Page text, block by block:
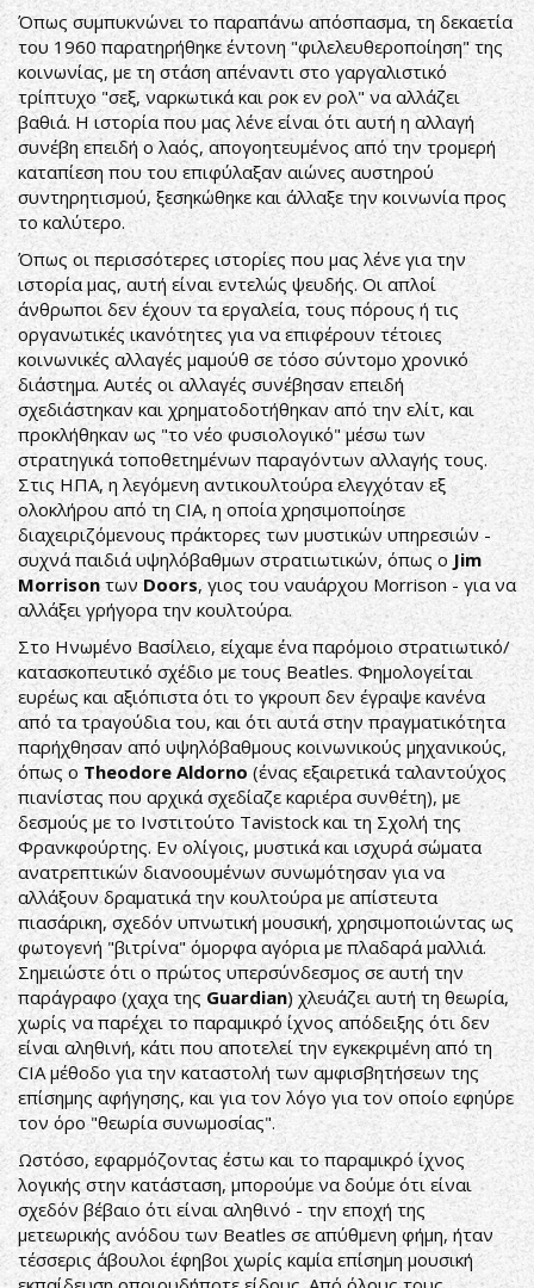
Όπως συμπυκνώνει το παραπάνω απόσπασμα, τη δεκαετία
του 1960 παρατηρήθηκε έντονη "φιλελευθεροποίηση" της
κοινωνίας, με τη στάση απέναντι στο γαργαλιστικό
τρίπτυχο "σεξ, ναρκωτικά και ροκ εν ρολ" να αλλάζει
βαθιά. Η ιστορία που μας λένε είναι ότι αυτή η αλλαγή
συνέβη επειδή ο λαός, απογοητευμένος από την τρομερή
καταπίεση που του επιφύλαξαν αιώνες αυστηρού
συντηρητισμού, ξεσηκώθηκε και άλλαξε την κοινωνία προς
το καλύτερο.
Όπως οι περισσότερες ιστορίες που μας λένε για την
ιστορία μας, αυτή είναι εντελώς ψευδής. Οι απλοί
άνθρωποι δεν έχουν τα εργαλεία, τους πόρους ή τις
οργανωτικές ικανότητες για να επιφέρουν τέτοιες
κοινωνικές αλλαγές μαμούθ σε τόσο σύντομο χρονικό
διάστημα. Αυτές οι αλλαγές συνέβησαν επειδή
σχεδιάστηκαν και χρηματοδοτήθηκαν από την ελίτ, και
προκλήθηκαν ως "το νέο φυσιολογικό" μέσω των
στρατηγικά τοποθετημένων παραγόντων αλλαγής τους.
Στις ΗΠΑ, η λεγόμενη αντικουλτούρα ελεγχόταν εξ
ολοκλήρου από τη CIA, η οποία χρησιμοποίησε
διαχειριζόμενους πράκτορες των μυστικών υπηρεσιών -
συχνά παιδιά υψηλόβαθμων στρατιωτικών, όπως ο Jim
MorrisonτωνDoors, γιος του ναυάρχου Morrison - για να
αλλάξει γρήγορα την κουλτούρα.
Στο Ηνωμένο Βασίλειο, είχαμε ένα παρόμοιο στρατιωτικό/
κατασκοπευτικό σχέδιο με τους Beatles. Φημολογείται
ευρέως και αξιόπιστα ότι το γκρουπ δεν έγραψε κανένα
από τα τραγούδια του, και ότι αυτά στην πραγματικότητα
παρήχθησαν από υψηλόβαθμους κοινωνικούς μηχανικούς,
όπως ο Theodore Aldorno (ένας εξαιρετικά ταλαντούχος
πιανίστας που αρχικά σχεδίαζε καριέρα συνθέτη), με
δεσμούς με το Ινστιτούτο Tavistock και τη Σχολή της
Φρανκφούρτης. Εν ολίγοις, μυστικά και ισχυρά σώματα
ανατρεπτικών διανοουμένων συνωμότησαν για να
αλλάξουν δραματικά την κουλτούρα με απίστευτα
πιασάρικη, σχεδόν υπνωτική μουσική, χρησιμοποιώντας ως
φωτογενή "βιτρίνα" όμορφα αγόρια με πλαδαρά μαλλιά.
Σημειώστε ότι ο πρώτος υπερσύνδεσμος σε αυτή την
παράγραφο (χαχα της Guardian) χλευάζει αυτή τη θεωρία,
χωρίς να παρέχει το παραμικρό ίχνος απόδειξης ότι δεν
είναι αληθινή, κάτι που αποτελεί την εγκεκριμένη από τη
CIA μέθοδο για την καταστολή των αμφισβητήσεων της
επίσημης αφήγησης, και για τον λόγο για τον οποίο εφηύρε
τον όρο "θεωρία συνωμοσίας".
Ωστόσο, εφαρμόζοντας έστω και το παραμικρό ίχνος
λογικής στην κατάσταση, μπορούμε να δούμε ότι είναι
σχεδόν βέβαιο ότι είναι αληθινό - την εποχή της
μετεωρικής ανόδου των Beatles σε απύθμενη φήμη, ήταν
τέσσερις άβουλοι έφηβοι χωρίς καμία επίσημη μουσική